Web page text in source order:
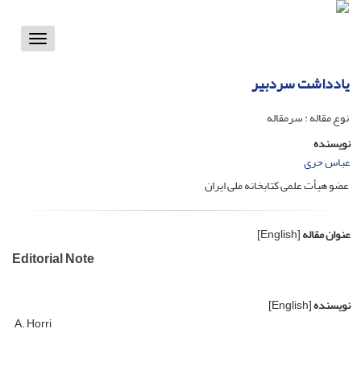
Toggle
یادداشت سردبیر
نوع مقاله : سرمقاله
نویسنده
عباس حری
عضو هیأت علمی کتابخانه ملی ایران
عنوان مقاله[English]
Editorial Note
نویسنده[English]
A. Horri